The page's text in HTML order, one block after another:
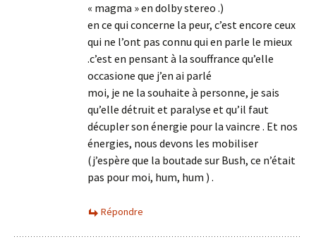
« magma » en dolby stereo .)
en ce qui concerne la peur, c’est encore ceux
qui ne l’ont pas connu qui en parle le mieux
.c’est en pensant à la souffrance qu’elle
occasione que j’en ai parlé
moi, je ne la souhaite à personne, je sais
qu’elle détruit et paralyse et qu’il faut
décupler son énergie pour la vaincre . Et nos
énergies, nous devons les mobiliser
(j’espère que la boutade sur Bush, ce n’était
pas pour moi, hum, hum ) .
Répondre